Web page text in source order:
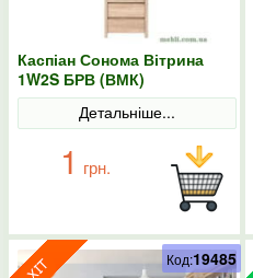
Каспіан Сонома Вітрина
1W2S БРВ (ВМК)
Детальніше...
1 грн.
Код:19485